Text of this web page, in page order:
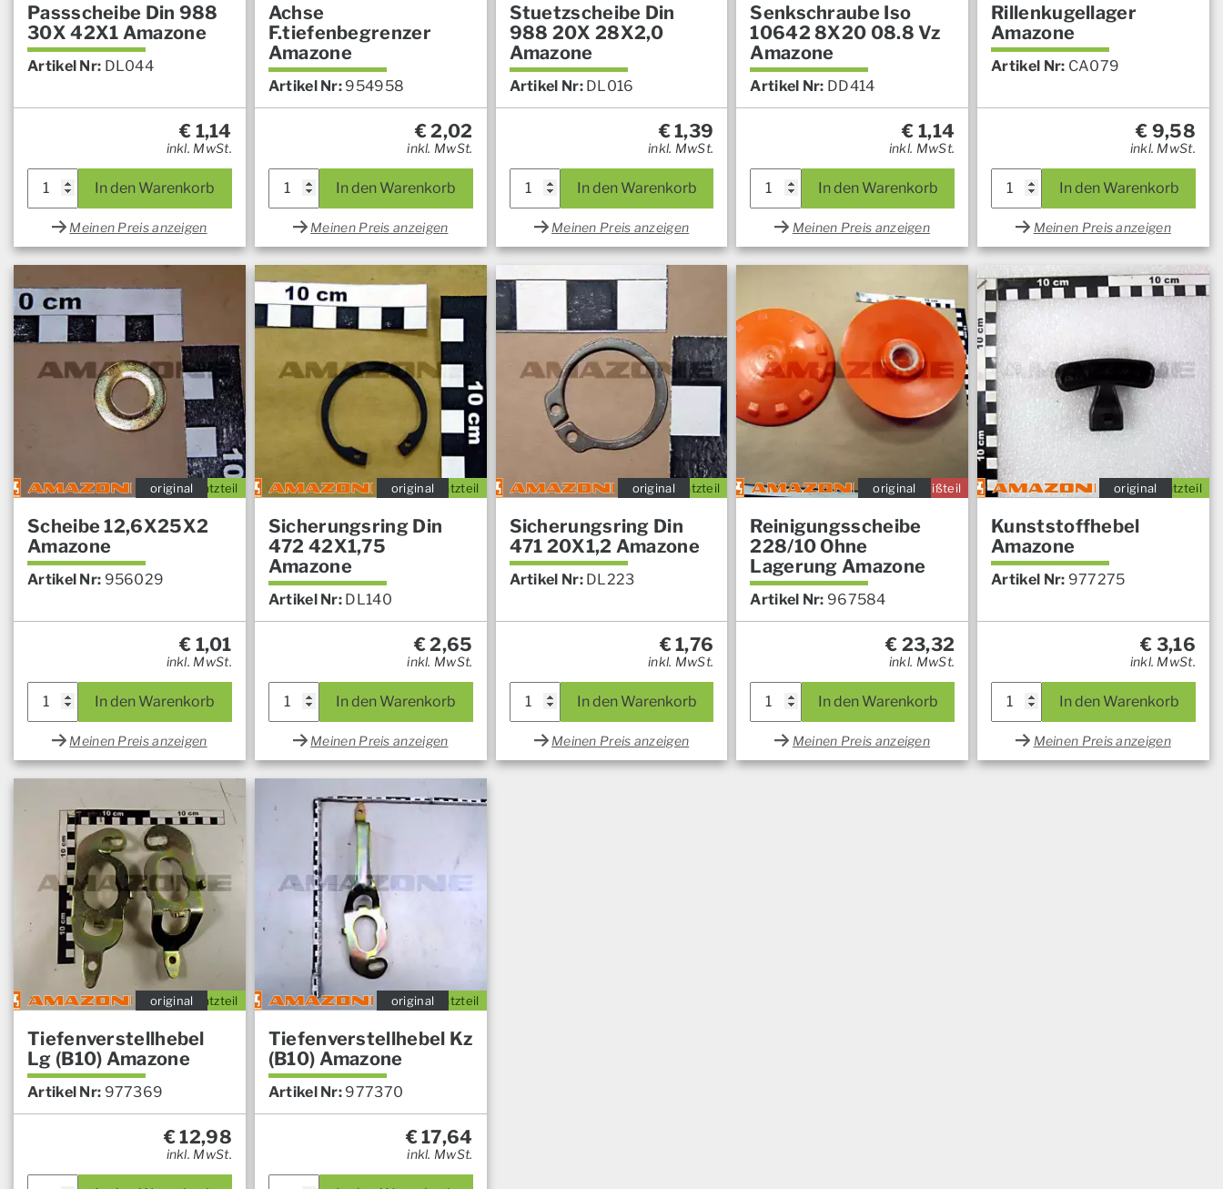
Passscheibe Din 988
30X 42X1 Amazone
Artikel Nr: DL044
€ 1,14
inkl. MwSt.
In den Warenkorb
Meinen Preis anzeigen
Achse
F.tiefenbegrenzer
Amazone
Artikel Nr: 954958
€2,02
inkl. MwSt.
In den Warenkorb
Meinen Preis anzeigen
Stuetzscheibe Din
988 20X 28X2,0
Amazone
Artikel Nr: DL016
€1,39
inkl. MwSt.
In den Warenkorb
Meinen Preis anzeigen
Senkschraube Iso
10642 8X20 08.8 Vz
Amazone
Artikel Nr: DD414
€ 1,14
inkl. MwSt.
In den Warenkorb
Meinen Preis anzeigen
Rillenkugellager
Amazone
Artikel Nr: CA079
€ 9,58
inkl. MwSt.
In den Warenkorb
Meinen Preis anzeigen
Ersatzteil
original
Scheibe 12,6X25X2
Amazone
Artikel Nr: 956029
€ 1,01
inkl. MwSt.
In den Warenkorb
Meinen Preis anzeigen
Ersatzteil
original
Sicherungsring Din
472 42X1,75
Amazone
Artikel Nr: DL140
€2,65
inkl. MwSt.
In den Warenkorb
Meinen Preis anzeigen
Ersatzteil
original
Sicherungsring Din
471 20X1,2 Amazone
Artikel Nr: DL223
€1,76
inkl. MwSt.
In den Warenkorb
Meinen Preis anzeigen
Verschleißteil
original
Reinigungsscheibe
228/10 Ohne
Lagerung Amazone
Artikel Nr: 967584
€ 23,32
inkl. MwSt.
In den Warenkorb
Meinen Preis anzeigen
Ersatzteil
original
Kunststoffhebel
Amazone
Artikel Nr: 977275
€ 3,16
inkl. MwSt.
In den Warenkorb
Meinen Preis anzeigen
Ersatzteil
original
Tiefenverstellhebel
Lg (B10) Amazone
Artikel Nr: 977369
€12,98
inkl. MwSt.
Ersatzteil
original
Tiefenverstellhebel Kz
(B10) Amazone
Artikel Nr: 977370
€17,64
inkl. MwSt.